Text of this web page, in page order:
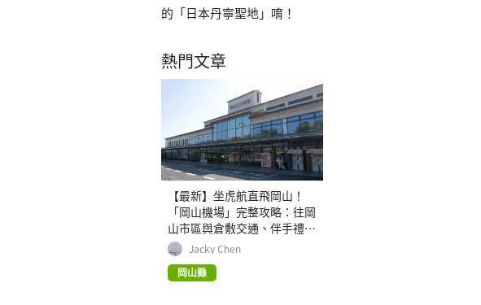
的「日本丹寧聖地」唷！
熱門文章
【最新】坐虎航直飛岡山！
「岡山機場」完整攻略：往岡
山市區與倉敷交通、伴手禮、
美食資訊Jacky Chen
岡山縣